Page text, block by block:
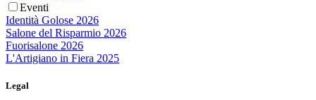
Eventi
Identità Golose 2026
Salone del Risparmio 2026
Fuorisalone 2026
L'Artigiano in Fiera 2025
Legal